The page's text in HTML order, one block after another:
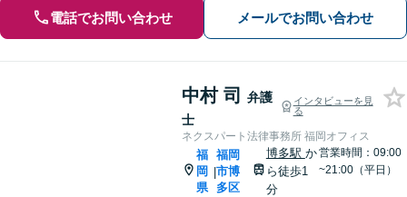
電話でお問い合わせ メールでお問い合わせ
中村 司
弁護
士
インタビューを見
る
ネクスパート法律事務所 福岡オフィス
福
岡
県
|
福岡
市博
多区
博多駅 か
ら徒歩1
分
営業時間：09:00
~21:00（平日）